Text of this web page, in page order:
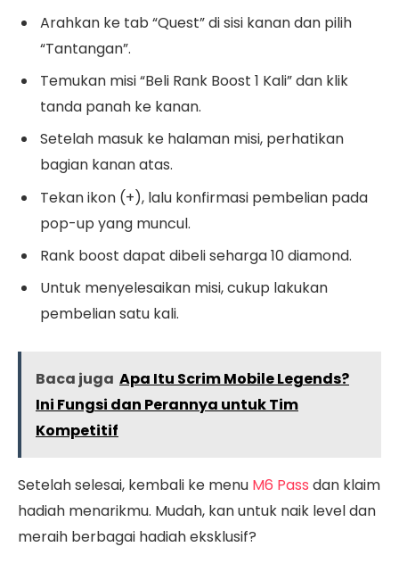
Arahkan ke tab “Quest” di sisi kanan dan pilih
“Tantangan”.
Temukan misi “Beli Rank Boost 1 Kali” dan klik
tanda panah ke kanan.
Setelah masuk ke halaman misi, perhatikan
bagian kanan atas.
Tekan ikon (+), lalu konfirmasi pembelian pada
pop-up yang muncul.
Rank boost dapat dibeli seharga 10 diamond.
Untuk menyelesaikan misi, cukup lakukan
pembelian satu kali.
Baca juga Apa Itu Scrim Mobile Legends?
Ini Fungsi dan Perannya untuk Tim
Kompetitif
Setelah selesai, kembali ke menu M6 Pass dan klaim
hadiah menarikmu. Mudah, kan untuk naik level dan
meraih berbagai hadiah eksklusif?